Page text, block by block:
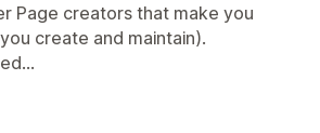
Page creators that make you
create and maintain).